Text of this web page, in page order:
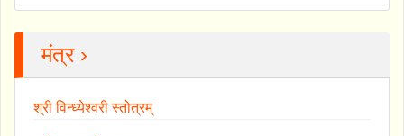
मंत्र ›
श्री विन्ध्येश्वरी स्तोत्रम्